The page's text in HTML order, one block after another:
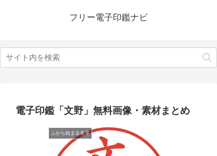
フリー電子印鑑ナビ
電子印鑑「文野」無料画像・素材まとめ
ふから始まる名字